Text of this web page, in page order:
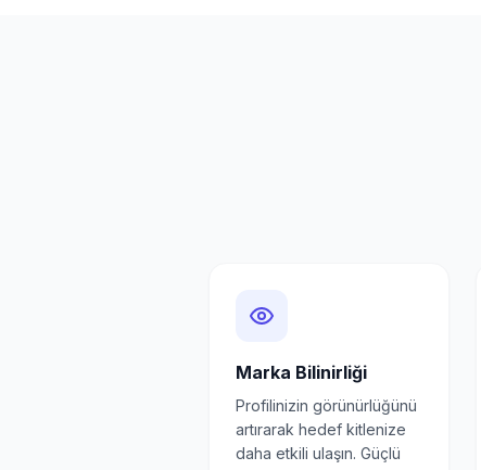
Marka Bilinirliği
Profilinizin görünürlüğünü
artırarak hedef kitlenize
daha etkili ulaşın. Güçlü